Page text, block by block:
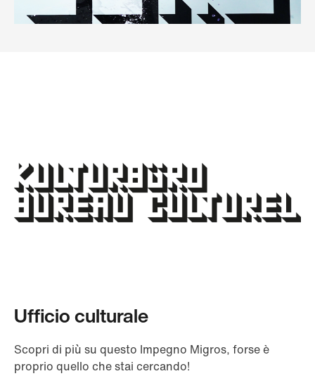
Ufficio culturale
Scopri di più su questo Impegno Migros, forse è
proprio quello che stai cercando!